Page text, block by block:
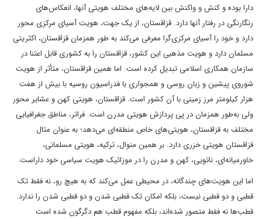
دارا بوده و کنش و واکنش‌ بین لایه‌های مختلف هویتی آنها، انعکاس‌های
رنگارنگی در رفتار آنها دارد. قزاقستان، از یک جهت، هویت آسیای مرکزی محور
دارد و خود را آسیای مرکزی‌گرا معرفی می‌کند به طور همزمان قزاقستان، اکثریتی
مسلمان دارد و هویت مذهبی این کشور، قزاقستان را به کشوری قابل اعتنا در
سازمان همکاری اسلامی تبدیل کرده است. اما همین قزاقستان، متأثر از هویت
شوروی پیشین و زبان روسی و همجواری با فدراسیون روسیه با بیش از هفت
هزار کیلومتر مرز زمینی با آن کشور است. قزاقستان، هویتی کهن و عشایر محور
ولی به‌طور همزمان در پی پردازش هویتی مدرن است. فراتر، مناطق جغرافیایی
مختلف به قزاقستان، هویتی‌های خاص منطقه‌ای می‌دهد؛ به عنوان مثال
قزاقستان هویتی خزری دارد. بر همین منوال، ترکیه، هویتی مسلمانی،
خاورمیانه‌ای، ناتویی، کهن و مدرن را در موزائیک هویت سیاسی خود داراست.
اما این هویت‌های چندگانه، در محیطی عمل می‌کند که به هیچ رو، نه فقط تک
قطبی و دو قطبی نیست، بلکه امکان تک قطبی شدن و دو قطبی شدن را ندارد.
قطب‌ها نه فقط متصور شده‌اند، بلکه مفهوم قطب هم دگرگون شده است